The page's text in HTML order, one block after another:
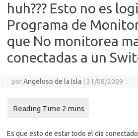
huh??? Esto no es
Programa de
que No monitorea
conectadas a un
porAngeloso de la Isla 31/08/2009
Es que esto de estar todo el dia